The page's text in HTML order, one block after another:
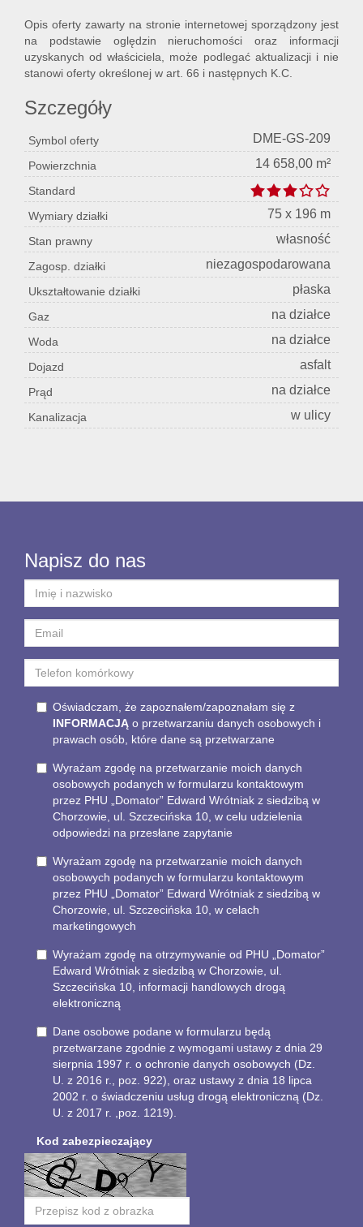
Opis oferty zawarty na stronie internetowej sporządzony jest
na podstawie oględzin nieruchomości oraz informacji
uzyskanych od właściciela, może podlegać aktualizacji i nie
stanowi oferty określonej w art. 66 i następnych K.C.
Szczegóły
Symbol oferty DME-GS-209
Powierzchnia 14 658,00 m²
Standard
Wymiary działki
75 x 196 m
Stan prawny własność
Zagosp. działki niezagospodarowana
Ukształtowanie działki płaska
Gaz na działce
Woda na działce
Dojazd asfalt
Prąd na działce
Kanalizacja w ulicy
Napisz do nas
Oświadczam, że zapoznałem/zapoznałam się z
INFORMACJĄ o przetwarzaniu danych osobowych i
prawach osób, które dane są przetwarzane
Wyrażam zgodę na przetwarzanie moich danych
osobowych podanych w formularzu kontaktowym
przez PHU „Domator” Edward Wrótniak z siedzibą w
Chorzowie, ul. Szczecińska 10, w celu udzielenia
odpowiedzi na przesłane zapytanie
Wyrażam zgodę na przetwarzanie moich danych
osobowych podanych w formularzu kontaktowym
przez PHU „Domator” Edward Wrótniak z siedzibą w
Chorzowie, ul. Szczecińska 10, w celach
marketingowych
Wyrażam zgodę na otrzymywanie od PHU „Domator”
Edward Wrótniak z siedzibą w Chorzowie, ul.
Szczecińska 10, informacji handlowych drogą
elektroniczną
Dane osobowe podane w formularzu będą
przetwarzane zgodnie z wymogami ustawy z dnia 29
sierpnia 1997 r. o ochronie danych osobowych (Dz.
U. z 2016 r., poz. 922), oraz ustawy z dnia 18 lipca
2002 r. o świadczeniu usług drogą elektroniczną (Dz.
U. z 2017 r. ,poz. 1219).
Kod zabezpieczający